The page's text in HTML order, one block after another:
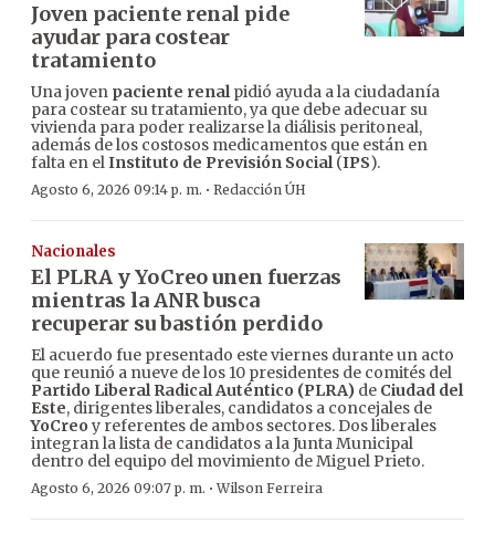
Joven paciente renal pide
ayudar para costear
tratamiento
Una joven paciente renalpidió ayuda a la ciudadanía
para costear su tratamiento, ya que debe adecuar su
vivienda para poder realizarse la diálisis peritoneal,
además de los costosos medicamentos que están en
falta en elInstituto de Previsión Social(IPS).
Agosto 6, 2026 09:14 p. m. · Redacción ÚH
Nacionales
El PLRA y YoCreo unen fuerzas
mientras la ANR busca
recuperar su bastión perdido
El acuerdo fue presentado este viernes durante un acto
que reunió a nueve de los 10 presidentes de comités del
Partido Liberal Radical Auténtico (PLRA) de Ciudad del
Este, dirigentes liberales, candidatos a concejales de
YoCreo y referentes de ambos sectores. Dos liberales
integran la lista de candidatos a la Junta Municipal
dentro del equipo del movimiento de Miguel Prieto.
Agosto 6, 2026 09:07 p. m. ·Wilson Ferreira